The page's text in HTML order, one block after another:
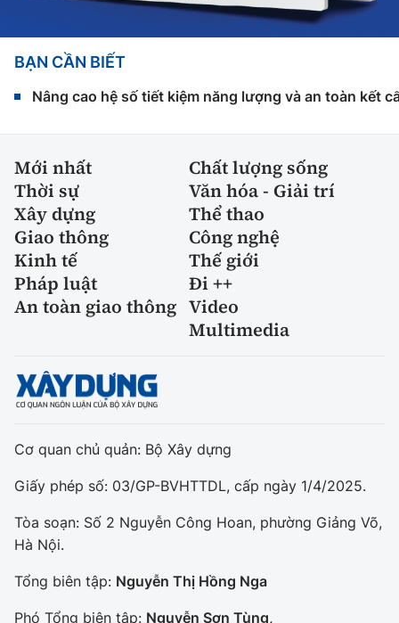
BẠN CẦN BIẾT
Nâng cao hệ số tiết kiệm năng lượng và an toàn kết
Mới nhất
Chất lượng sống
Thời sự
Văn hóa - Giải trí
Xây dựng
Thể thao
Giao thông
Công nghệ
Kinh tế
Thế giới
Pháp luật
Đi ++
An toàn giao thông Video
Multimedia
Cơ quan chủ quản: Bộ Xây dựng
Giấy phép số: 03/GP-BVHTTDL, cấp ngày 1/4/2025.
Tòa soạn: Số 2 Nguyễn Công Hoan, phường Giảng Võ,
Hà Nội.
Tổng biên tập: Nguyễn Thị Hồng Nga
Phó Tổng biên tập: Nguyễn Sơn Tùng,